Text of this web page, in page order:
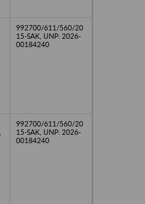
992700/611/560/20
15-SAK, UNP: 2026-
00184240
992700/611/560/20
15-SAK, UNP: 2026-
00184240